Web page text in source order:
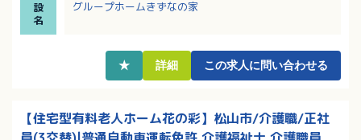
設
名
グループホームきずなの家
★ 詳細 この求人に問い合わせる
【住宅型有料老人ホーム花の彩】松山市/介護職/正社